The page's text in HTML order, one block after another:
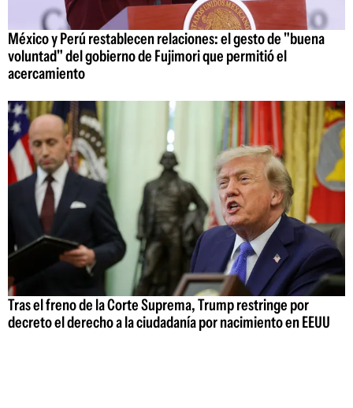
México y Perú restablecen relaciones: el gesto de "buena
voluntad" del gobierno de Fujimori que permitió el
acercamiento
Tras el freno de la Corte Suprema, Trump restringe por
decreto el derecho a la ciudadanía por nacimiento en EEUU